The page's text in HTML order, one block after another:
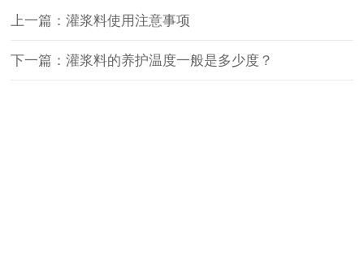
上一篇：灌浆料使用注意事项
下一篇：灌浆料的养护温度一般是多少度？